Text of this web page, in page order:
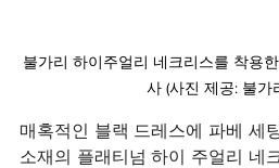
불가리 하이주얼리 네크리스를 착용
사 (사진 제공: 불가
매혹적인 블랙 드레스에 파베 세
소재의 플래티넘 하이 주얼리 네